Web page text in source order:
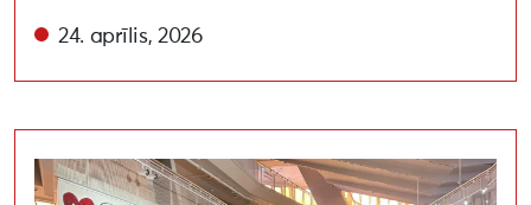
24. aprīlis, 2026